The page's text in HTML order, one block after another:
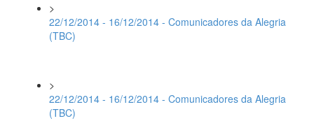
>
22/12/2014 - 16/12/2014 - Comunicadores da Alegria
(TBC)
>
22/12/2014 - 16/12/2014 - Comunicadores da Alegria
(TBC)